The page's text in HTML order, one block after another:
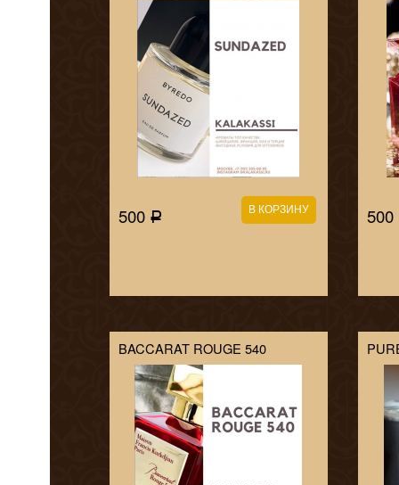
500 Р 500
BACCARAT ROUGE 540